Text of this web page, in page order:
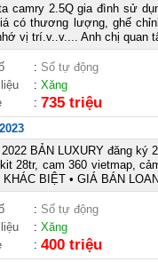
camry 2.5Q gia đình sử
có thương lượng, ghế
vị trí.v..v.... Anh chị quan
: Số tự động
: Xăng
: 735 triệu
2022 BẢN LUXURY đăng ký
28tr, cam 360 vietmap,
KHÁC BIỆT • GIÁ BÁN
: Số tự động
: Xăng
: 400 triệu